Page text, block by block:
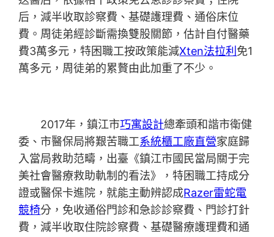
后，減半收取診察費、基礎護理費、通俗床位
費。周徒弟經診斷需換雙股關節，估計自付醫藥
費3萬多元，特困職工按政策能減Xten法拉利 免1
萬多元，周徒弟的累贅由此加重了不少。
2017年，鎮江市巧寓設計總牽頭和諧市衛健
委、市醫保局將艱苦職工系統櫃工廠直營家庭歸
入當局救助范疇，出臺《鎮江市國民當局關于完
美社會醫療救助軌制的看法》，特困職工持成分
證或醫保卡進院，就能主動辨認成Razer雷蛇電
競椅分，免收通俗門診和急診診察費、門診打針
費，減半收取住院診察費、基礎醫療護理費和通